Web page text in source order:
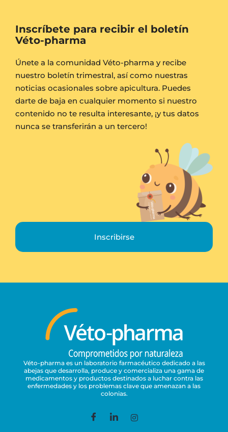
Inscríbete para recibir el boletín
Véto-pharma
Únete a la comunidad Véto-pharma y recibe
nuestro boletín trimestral, así como nuestras
noticias ocasionales sobre apicultura. Puedes
darte de baja en cualquier momento si nuestro
contenido no te resulta interesante, ¡y tus datos
nunca se transferirán a un tercero!
Inscribirse
Véto-pharma es un laboratorio farmacéutico dedicado a las
abejas que desarrolla, produce y comercializa una gama de
medicamentos y productos destinados a luchar contra las
enfermedades y los problemas clave que amenazan a las
colonias.